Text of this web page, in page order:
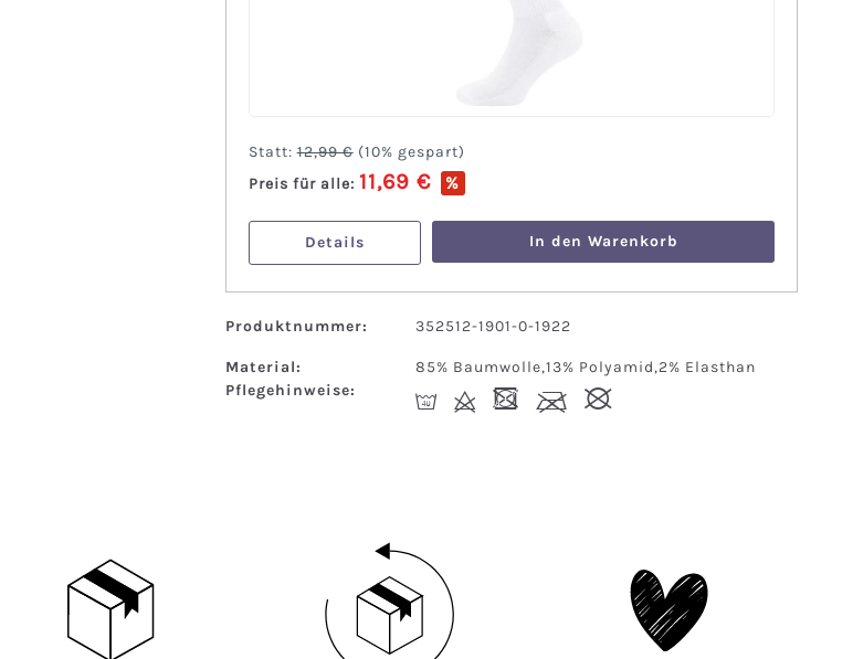
Statt:12,99 €(10% gespart)
Preis für alle: 11,69 € %
Details In den Warenkorb
Produktnummer: 352512-1901-0-1922
Material:
85% Baumwolle,13% Polyamid,2% Elasthan
Pflegehinweise:
Id- l#